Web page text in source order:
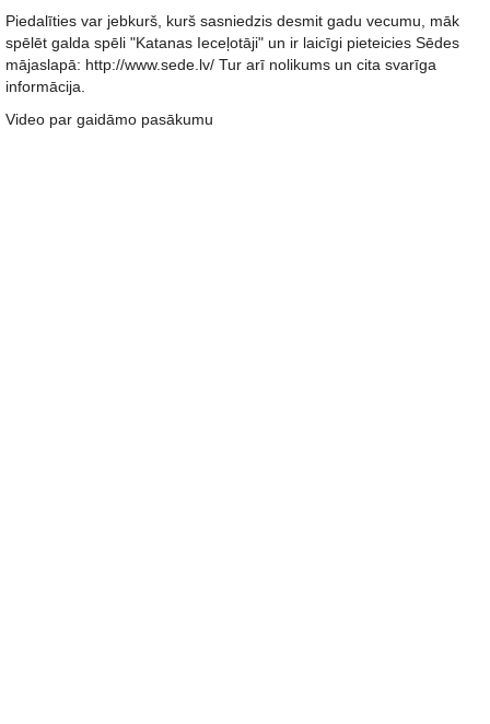
Piedalīties var jebkurš, kurš sasniedzis desmit gadu vecumu, māk
spēlēt galda spēli "Katanas Ieceļotāji" un ir laicīgi pieteicies Sēdes
mājaslapā: http://www.sede.lv/ Tur arī nolikums un cita svarīga
informācija.
Video par gaidāmo pasākumu